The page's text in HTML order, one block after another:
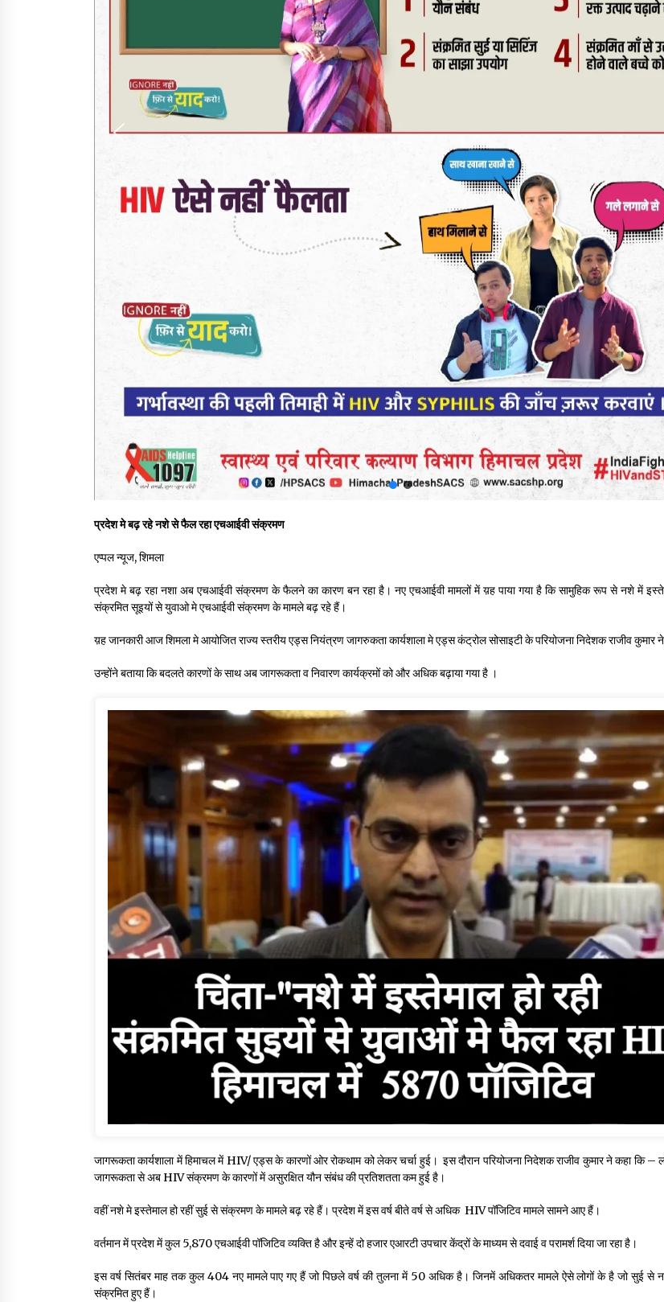
प्रदेश मे बढ़ रहे नशे से फैल रहा एचआईवी संक्रमण
एप्पल न्यूज, शिमला
प्रदेश मे बढ़ रहा नशा अब एचआईवी संक्रमण के फैलने का कारण बन रहा है। नए एचआईवी मामलों में य़ह पाया गया है कि सामुहिक रूप से नशे में
संक्रमित सूइयों से युवाओ मे एचआईवी संक्रमण के मामले बढ़ रहे हैं।
य़ह जानकारी आज शिमला मे आयोजित राज्य स्तरीय एड्स नियंत्रण जागरुकता कार्यशाला मे एड्स कंट्रोल सोसाइटी के परियोजना निदेशक राजीव कुमार ने
उन्होंने बताया कि बदलते कारणों के साथ अब जागरूकता व निवारण कार्यक्रमों को और अधिक बढ़ाया गया है ।
जागरूकता कार्यशाला में हिमाचल में HIV/ एड्स के कारणों ओर रोकथाम को लेकर चर्चा हुई। इस दौरान परियोजना निदेशक राजीव कुमार ने कहा कि –
जागरूकता से अब HIV संक्रमण के कारणों में असुरक्षित यौन संबंध की प्रतिशतता कम हुई है।
वहीं नशे मे इस्तेमाल हो रहीं सुई से संक्रमण के मामले बढ़ रहे हैं। प्रदेश में इस वर्ष बीते वर्ष से अधिक HIV पॉजिटिव मामले सामने आए हैं।
वर्तमान में प्रदेश में कुल 5,870 एचआईवी पॉजिटिव व्यक्ति है और इन्हें दो हजार एआरटी उपचार केंद्रों के माध्यम से दवाई व परामर्श दिया जा रहा है।
इस वर्ष सितंबर माह तक कुल 404 नए मामले पाए गए हैं जो पिछले वर्ष की तुलना में 50 अधिक है। जिनमें अधिकतर मामले ऐसे लोगों के है जो सुई से
संक्रमित हुए हैं।